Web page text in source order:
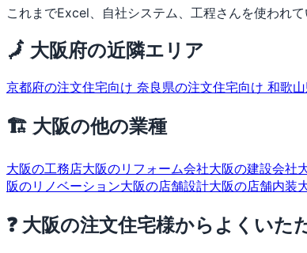
これまでExcel、自社システム、工程さんを使われ
🗾 大阪府の近隣エリア
京都府の注文住宅向け 奈良県の注文住宅向け 和歌
🏗 大阪の他の業種
大阪の工務店大阪のリフォーム会社大阪の建設会社
阪のリノベーション大阪の店舗設計大阪の店舗内装
❓ 大阪の注文住宅様からよくいた